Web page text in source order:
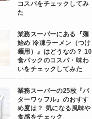
コスパをチェックしてみ
た
業務スーパーにある『麺
始め 冷凍ラーメン（つけ
麺用）』はどうなの？ 10
食パックのコスパ・味わ
いをチェックしてみた
業務スーパーの25枚『バ
ターワッフル』のおすす
め度は？ 気になる風味や
食感をチェック